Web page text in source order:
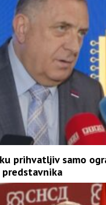
prihvatljiv samo